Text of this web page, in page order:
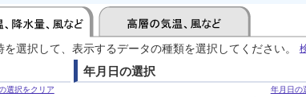
選択して、表示するデータの種類を選択してください。
選択をクリア
年月日の選択
年月日の